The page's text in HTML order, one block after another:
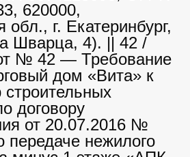
620000,
обл., г. Екатеринбург,
Шварца, 4). || 42 /
№ 42 — Требование
дом «Вита» к
договору
от 20.07.2016 №
нежилого